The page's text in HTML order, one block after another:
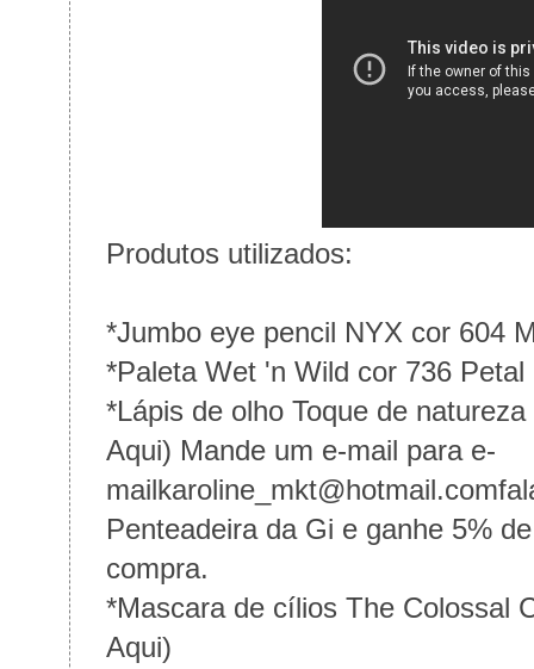
Produtos utilizados:
*Jumbo eye pencil NYX cor 604
*Paleta Wet 'n Wild cor 736
*Lápis de olho Toque de
Aqui) Mande um e-mail para e-
mailkaroline_mkt@hotmail.com
Penteadeira da Gi e ganhe 5%
compra.
*Mascara de cílios The Colossal
Aqui)